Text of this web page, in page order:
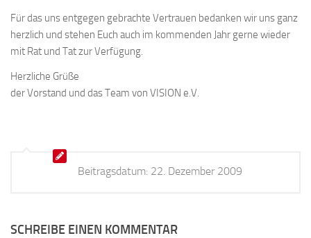
Für das uns entgegen gebrachte Vertrauen bedanken wir uns ganz
herzlich und stehen Euch auch im kommenden Jahr gerne wieder
mit Rat und Tat zur Verfügung.
Herzliche Grüße
der Vorstand und das Team von VISION e.V.
Beitragsdatum: 22. Dezember 2009
SCHREIBE EINEN KOMMENTAR